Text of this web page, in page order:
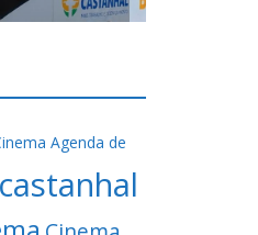
Agenda de
castanhal